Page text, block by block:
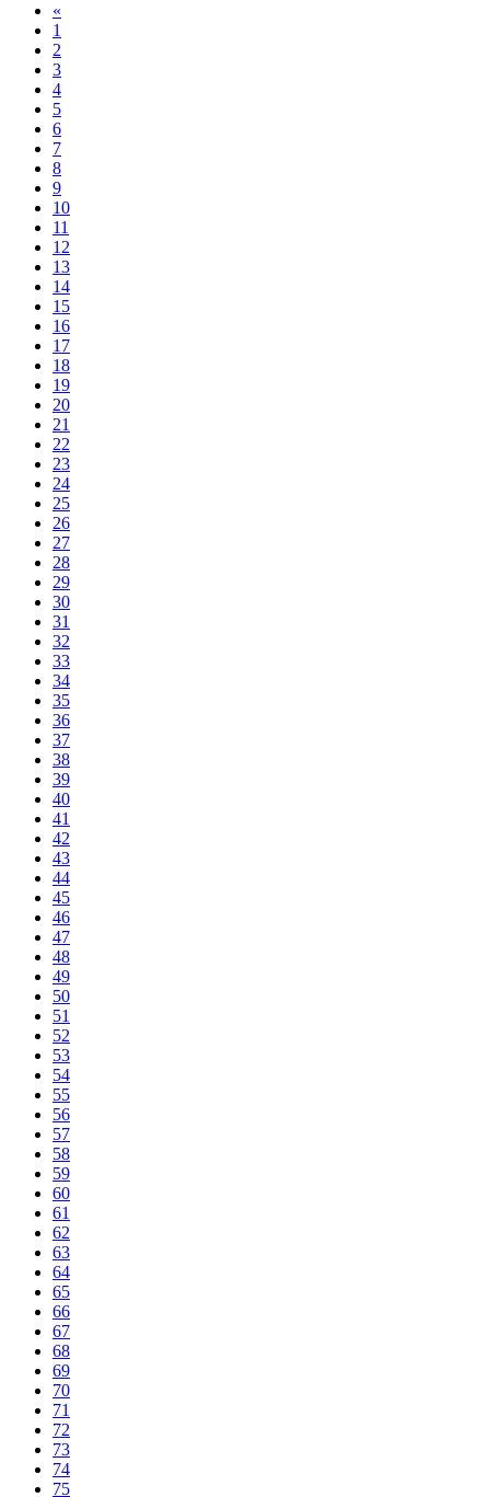
«
1
2
3
4
5
6
7
8
9
10
11
12
13
14
15
16
17
18
19
20
21
22
23
24
25
26
27
28
29
30
31
32
33
34
35
36
37
38
39
40
41
42
43
44
45
46
47
48
49
50
51
52
53
54
55
56
57
58
59
60
61
62
63
64
65
66
67
68
69
70
71
72
73
74
75